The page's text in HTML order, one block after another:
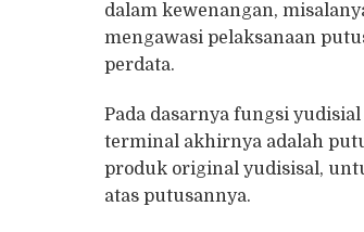
dalam kewenangan,
mengawasi pelaksanaan
perdata.
Pada dasarnya fungsi
terminal akhirnya adalah
produk original yudisisal,
atas putusannya.